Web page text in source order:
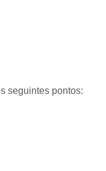
seguintes pontos: